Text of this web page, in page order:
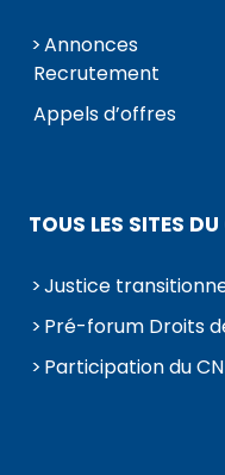
Annonces
Recrutement
Appels d’offres
TOUS LES SITES
Justice
Pré-forum Droits
Participation du